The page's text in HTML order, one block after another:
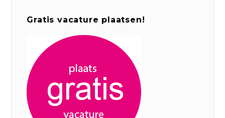
Gratis vacature plaatsen!